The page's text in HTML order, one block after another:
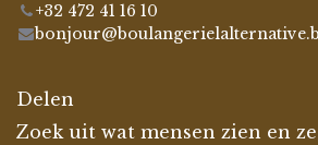
+32 472 41 16 10
Delen
Zoek uit wat mensen zien en